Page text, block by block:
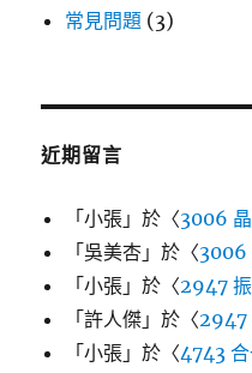
常見問題 (3)
近期留言
「小張 」於〈3006
「吳美杏 」於〈3006
「小張 」於〈2947
「許人傑 」於〈2947
「小張 」於〈4743